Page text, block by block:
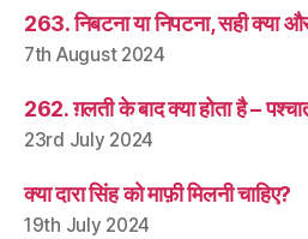
263. निबटना या निपटना, सही क्या
7th August 2024
262. ग़लती के बाद क्या होता है –
23rd July 2024
क्या दारा सिंह को माफ़ी मिलनी चाहिए?
19th July 2024